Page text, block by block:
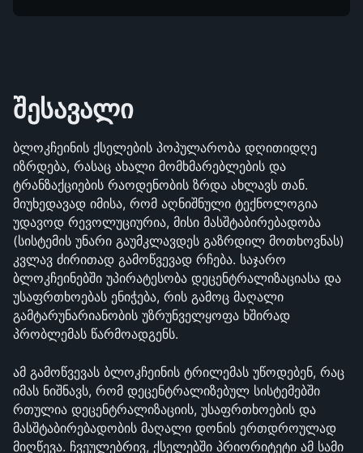
შესავალი
ბლოკჩეინის ქსელების პოპულარობა დღითიდღე
იზრდება, რასაც ახალი მომხმარებლების და
ტრანზაქციების რაოდენობის ზრდა ახლავს თან.
მიუხედავად იმისა, რომ აღნიშნული ტექნოლოგია
უდავოდ რევოლუციურია, მისი მასშტაბირებადობა
(სისტემის უნარი გაუმკლავდეს გაზრდილ მოთხოვნას)
კვლავ ძირითად გამოწვევად რჩება. საჯარო
ბლოკჩეინებში უპირატესობა დეცენტრალიზაციასა და
უსაფრთხოებას ენიჭება, რის გამოც მაღალი
გამტარუნარიანობის უზრუნველყოფა ხშირად
პრობლემას წარმოადგენს.
ამ გამოწვევას ბლოკჩეინის ტრილემას უწოდებენ, რაც
იმას ნიშნავს, რომ დეცენტრალიზებულ სისტემებში
რთულია დეცენტრალიზაციის, უსაფრთხოების და
მასშტაბირებადობის მაღალი დონის ერთდროულად
მიღწევა. ჩვეულებრივ, ქსელებში პრიორიტეტი ამ სამი